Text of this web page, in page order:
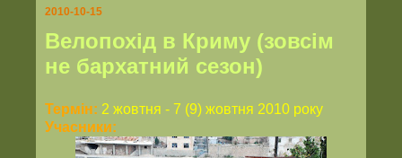
2010-10-15
Велопохід в Криму (зовсім
не бархатний сезон)
Термін: 2 жовтня - 7 (9) жовтня 2010 року
Учасники: